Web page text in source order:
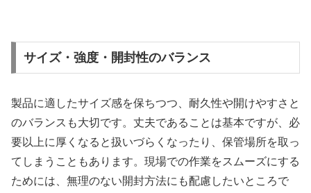
サイズ・強度・開封性のバランス
製品に適したサイズ感を保ちつつ、耐久性や開けやすさと
のバランスも大切です。丈夫であることは基本ですが、必
要以上に厚くなると扱いづらくなったり、保管場所を取っ
てしまうこともあります。現場での作業をスムーズにする
ためには、無理のない開封方法にも配慮したいところで